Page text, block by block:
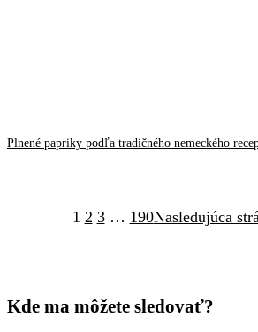
Plnené papriky podľa tradičného nemeckého
1 2 3 … 190Nasledujúca
Kde ma môžete sledovať?